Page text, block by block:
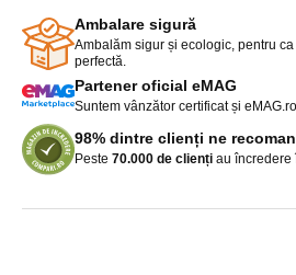
Ambalare sigură
Ambalăm sigur și ecologic, pentru
perfectă.
Partener oficial eMAG
Suntem vânzător certificat și
98% dintre clienți ne
Peste 70.000 de clienți au încredere